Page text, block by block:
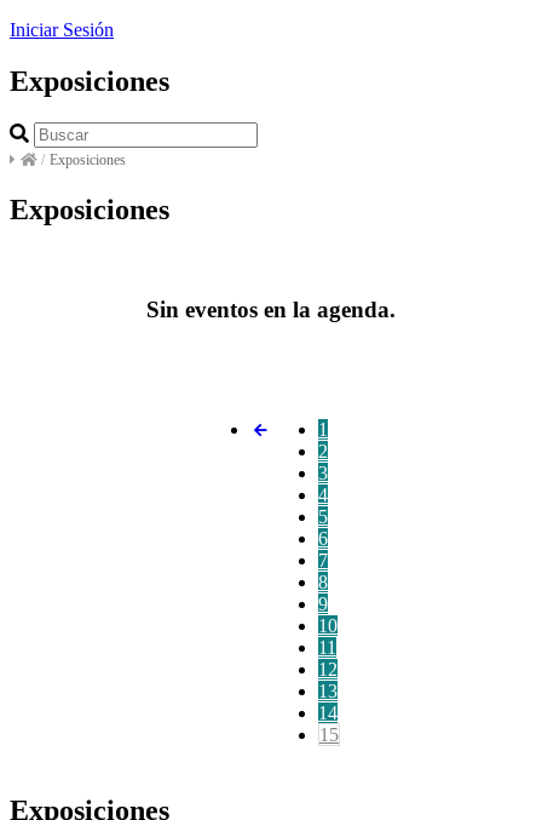
Iniciar Sesión
Exposiciones
/ Exposiciones
Exposiciones
Sin eventos en la agenda.
1
2
3
4
5
6
7
8
9
10
11
12
13
14
15
Exposiciones